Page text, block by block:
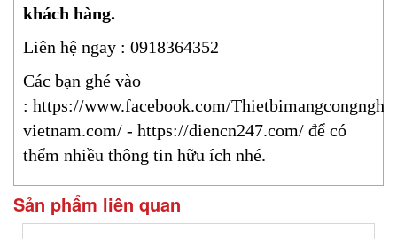
khách hàng.
Liên hệ ngay : 0918364352
Các bạn ghé vào
: https://www.facebook.com/
vietnam.com/ - https://diencn247.com/ để có
thểm nhiều thông tin hữu ích nhé.
Sản phẩm liên quan